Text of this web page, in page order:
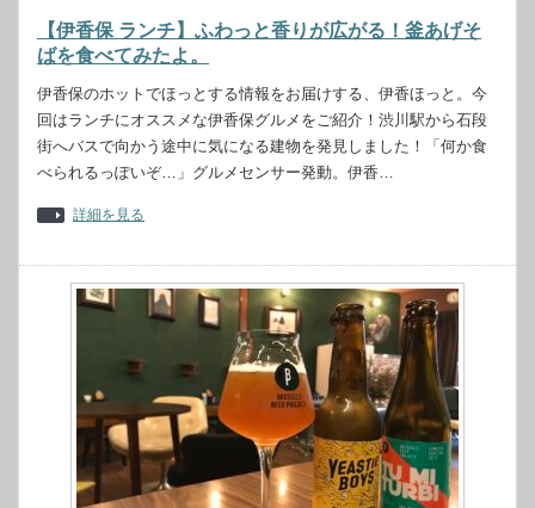
【伊香保 ランチ】ふわっと香りが広がる！釜あげそ
ばを食べてみたよ。
伊香保のホットでほっとする情報をお届けする、伊香ほっと。今
回はランチにオススメな伊香保グルメをご紹介！渋川駅から石段
街へバスで向かう途中に気になる建物を発見しました！「何か食
べられるっぽいぞ…」グルメセンサー発動。伊香…
詳細を見る